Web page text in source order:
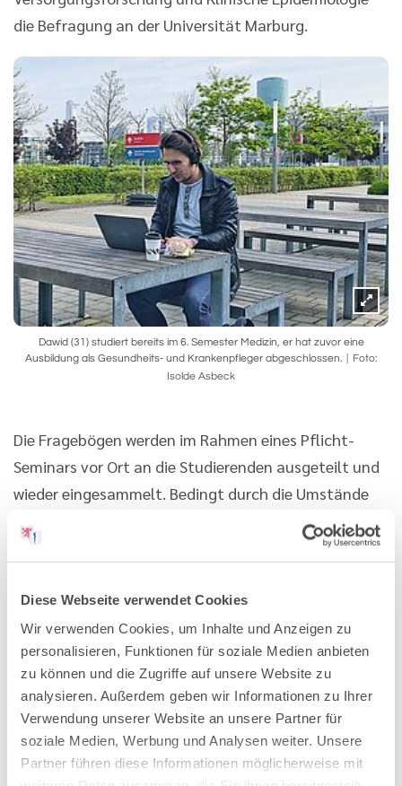
Diese Webseite verwendet Cookies
Wir verwenden Cookies, um Inhalte und Anzeigen zu
personalisieren, Funktionen für soziale Medien anbieten
zu können und die Zugriffe auf unsere Website zu
analysieren. Außerdem geben wir Informationen zu Ihrer
Verwendung unserer Website an unsere Partner für
soziale Medien, Werbung und Analysen weiter. Unsere
Partner führen diese Informationen möglicherweise mit
die Befragung an der Universität Marburg.
Dawid (31) studiert bereits im 6. Semester Medizin, er hat zuvor eine
Ausbildung als Gesundheits- und Krankenpfleger abgeschlossen.
Foto:
Isolde Asbeck
Die Fragebögen werden im Rahmen eines Pflicht-
Seminars vor Ort an die Studierenden ausgeteilt und
wieder eingesammelt. Bedingt durch die Umstände
stattfindender Lehrveranstaltungen mussten die
online durchgeführt werden. Die 11. Befragungswelle
im Wintersemester 2022/23 konnte erneut vor Ort
erfolgen.
Der Fragebogen für Studierende wurde auf Basis des
Absolventenfragebogens entwickelt. Dieser
beinhaltet neben der soziodemografischen
Datenabfrage zwei retrospektive Fragen nach den